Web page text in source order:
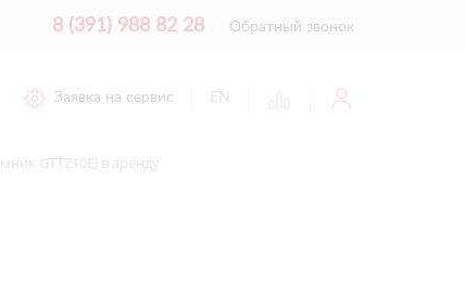
8 (391) 988 82 28 Обратный звонок
Заявка на сервис EN
GTTZ10EJ в аренду